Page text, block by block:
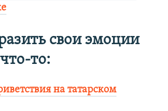
свои эмоции
то:
на татарском